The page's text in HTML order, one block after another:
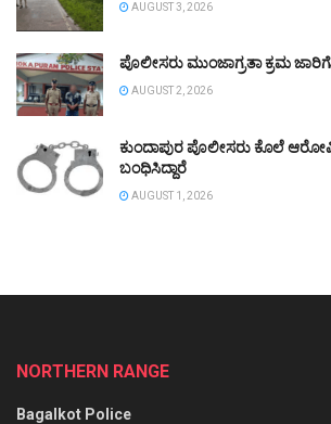
AUGUST 3, 2026
ಪೊಲೀಸರು ಮುಂಜಾಗ್ರತಾ ಕ್ರಮ
AUGUST 2, 2026
ಕುಂದಾಪುರ ಪೊಲೀಸರು ಕೊಲೆ
ಬಂಧಿಸಿದ್ದಾರೆ
AUGUST 1, 2026
NORTHERN RANGE
Bagalkot Police